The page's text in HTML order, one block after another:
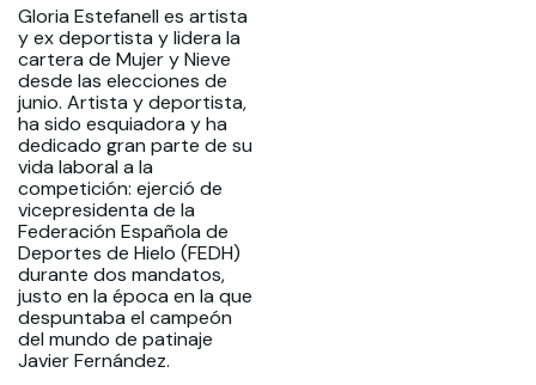
Gloria Estefanell es artista
y ex deportista y lidera la
cartera de Mujer y Nieve
desde las elecciones de
junio. Artista y deportista,
ha sido esquiadora y ha
dedicado gran parte de su
vida laboral a la
competición: ejerció de
vicepresidenta de la
Federación Española de
Deportes de Hielo (FEDH)
durante dos mandatos,
justo en la época en la que
despuntaba el campeón
del mundo de patinaje
Javier Fernández.